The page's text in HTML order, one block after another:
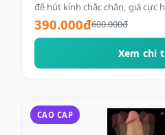
đế hút kính chắc chắn, giá cực
390.000đ600.000đ
Xem chi
CAO CAP